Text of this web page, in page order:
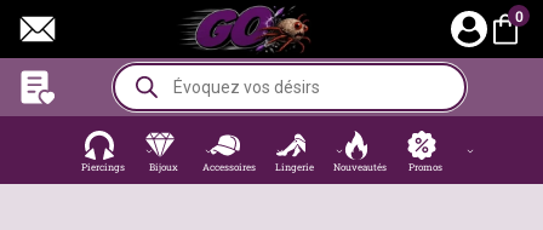
contenu
0
Recherche
de
produits
Piercings Bijoux Accessoires Lingerie Nouveautés Promos